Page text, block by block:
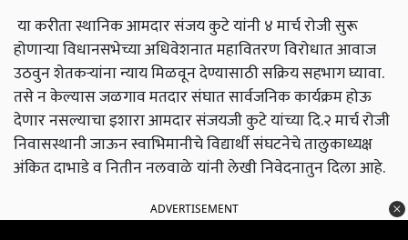
या करीता स्थानिक आमदार संजय कुटे यांनी ४ मार्च रोजी सुरू
होणाऱ्या विधानसभेच्या अधिवेशनात महावितरण विरोधात आवाज
उठवुन शेतकऱ्यांना न्याय मिळवून देण्यासाठी सक्रिय सहभाग घ्यावा.
तसे न केल्यास जळगाव मतदार संघात सार्वजनिक कार्यक्रम होऊ
देणार नसल्याचा इशारा आमदार संजयजी कुटे यांच्या दि.२ मार्च रोजी
निवासस्थानी जाऊन स्वाभिमानीचे विद्यार्थी संघटनेचे तालुकाध्यक्ष
अंकित दाभाडे व नितीन नलवाळे यांनी लेखी निवेदनातुन दिला आहे.
ADVERTISEMENT